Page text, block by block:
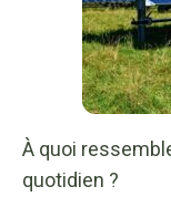
À quoi
quotidien ?